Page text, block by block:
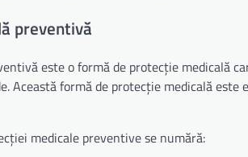
preventivă
este o formă de protecție medicală
Această formă de protecție medicală
medicale preventive se numără: